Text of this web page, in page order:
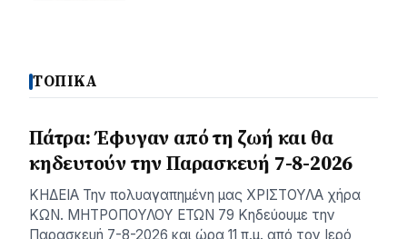
ΤΟΠΙΚΑ
Πάτρα: Έφυγαν από τη ζωή και θα
κηδευτούν την Παρασκευή 7-8-2026
ΚΗΔΕΙΑ Την πολυαγαπημένη μας ΧΡΙΣΤΟΥΛΑ χήρα
ΚΩΝ. ΜΗΤΡΟΠΟΥΛΟΥ ΕΤΩΝ 79 Κηδεύουμε την
Παρασκευή 7-8-2026 και ώρα 11 π.μ. από τον Ιερό